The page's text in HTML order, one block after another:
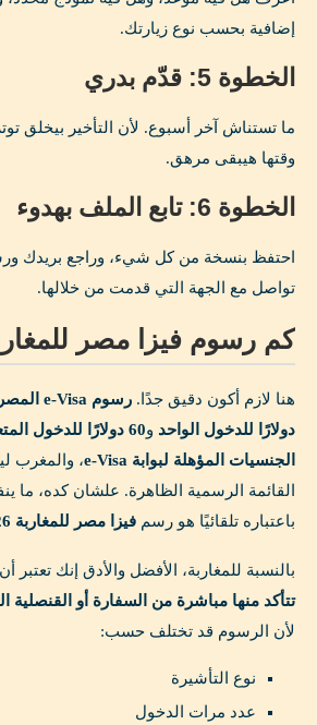
إضافية بحسب نوع زيارتك.
الخطوة 5: قدّم بدري
ما تستناش آخر أسبوع. لأن التأخير بيخلق
وقتها هيبقى مرهق.
الخطوة 6: تابع الملف بهدوء
احتفظ بنسخة من كل شيء، وراجع بريدك
تواصل مع الجهة التي قدمت من خلالها.
كم رسوم فيزا مصر للمغاربة
هنا لازم أكون دقيق جدًا. رسوم e-Visa المصرية الرسمية
دولارًا للدخول الواحد و60 دولارًا للدخول المتعدد
الجنسيات المؤهلة لبوابة e-Visa
، والمغرب
القائمة الرسمية الظاهرة. علشان كده، ما
باعتباره تلقائيًا هو رسم فيزا مصر للمغاربة 2026
بالنسبة للمغاربة، الأفضل والأدق إنك تعتبر أن
تتأكد منها مباشرة من السفارة أو القنصلية
لأن الرسوم قد تختلف حسب:
نوع التأشيرة
عدد مرات الدخول